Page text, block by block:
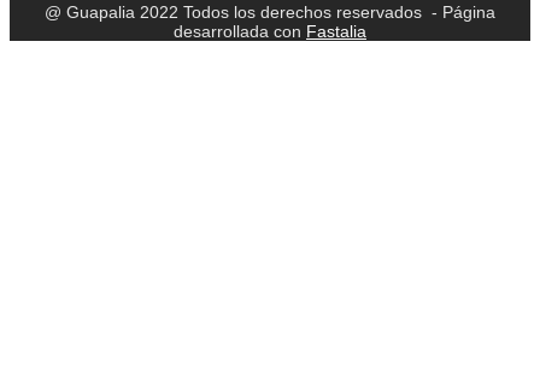
@ Guapalia 2022 Todos los derechos reservados - Página
desarrollada con Fastalia